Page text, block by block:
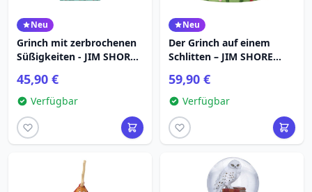
Neu
Grinch mit zerbrochenen
Süßigkeiten - JIM SHORE
45,90 €
Verfügbar
Neu
Der Grinch auf einem
Schlitten – JIM SHORE
59,90 €
Verfügbar